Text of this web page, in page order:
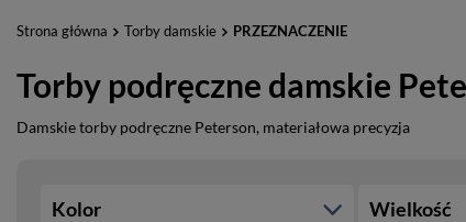
Strona główna Torby damskie PRZEZNACZENIE
Torby podręczne damskie
Damskie torby podręczne Peterson, materiałowa precyzja
Kolor Wielkość